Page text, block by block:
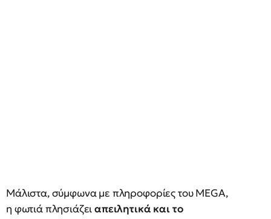
Μάλιστα, σύμφωνα με πληροφορίες του MEGA,
η φωτιά πλησιάζειαπειλητικά και το